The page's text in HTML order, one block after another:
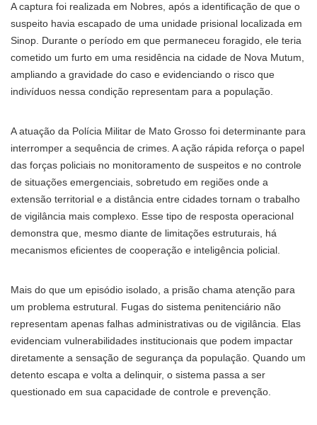
A captura foi realizada em Nobres, após a identificação de que o
suspeito havia escapado de uma unidade prisional localizada em
Sinop. Durante o período em que permaneceu foragido, ele teria
cometido um furto em uma residência na cidade de Nova Mutum,
ampliando a gravidade do caso e evidenciando o risco que
indivíduos nessa condição representam para a população.
A atuação da Polícia Militar de Mato Grosso foi determinante para
interromper a sequência de crimes. A ação rápida reforça o papel
das forças policiais no monitoramento de suspeitos e no controle
de situações emergenciais, sobretudo em regiões onde a
extensão territorial e a distância entre cidades tornam o trabalho
de vigilância mais complexo. Esse tipo de resposta operacional
demonstra que, mesmo diante de limitações estruturais, há
mecanismos eficientes de cooperação e inteligência policial.
Mais do que um episódio isolado, a prisão chama atenção para
um problema estrutural. Fugas do sistema penitenciário não
representam apenas falhas administrativas ou de vigilância. Elas
evidenciam vulnerabilidades institucionais que podem impactar
diretamente a sensação de segurança da população. Quando um
detento escapa e volta a delinquir, o sistema passa a ser
questionado em sua capacidade de controle e prevenção.